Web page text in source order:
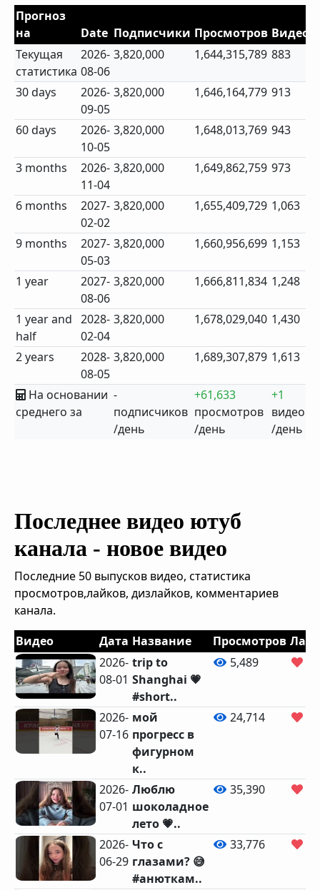
Прогноз
на
Date Подписчики Просмотров Видео
Текущая
статистика
2026-
08-06
3,820,000 1,644,315,789 883
30 days
2026-
09-05
3,820,000 1,646,164,779 913
60 days
2026-
10-05
3,820,000 1,648,013,769 943
3 months
2026-
11-04
3,820,000 1,649,862,759 973
6 months
2027-
02-02
3,820,000 1,655,409,729 1,063
9 months
2027-
05-03
3,820,000 1,660,956,699 1,153
1 year
2027-
08-06
3,820,000 1,666,811,834 1,248
1 year and
half
2028-
02-04
3,820,000 1,678,029,040 1,430
2 years
2028-
08-05
3,820,000 1,689,307,879 1,613
На основании
среднего за
-
подписчиков
/день
+61,633
просмотров
/день
+1
видео
/день
Последнее видео ютуб
канала - новое видео
Последние 50 выпусков видео, статистика
просмотров,лайков, дизлайков, комментариев
канала.
Видео
Дата Название Просмотров
2026-
08-01
trip to
Shanghai 💗
#short..
5,489
2026-
07-16
мой
прогресс в
фигурном
к..
24,714
2026-
07-01
Люблю
шоколадное
лето 💗..
35,390
2026-
06-29
Что с
глазами? 😅
#анюткам..
33,776